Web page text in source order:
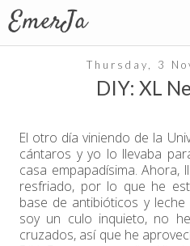
Thursday, 3
DIY: XL
El otro día viniendo de la
cántaros y yo lo llevaba
casa empapadísima. Ahora,
resfriado, por lo que he
base de antibióticos y
soy un culo inquieto, no
cruzados, así que he